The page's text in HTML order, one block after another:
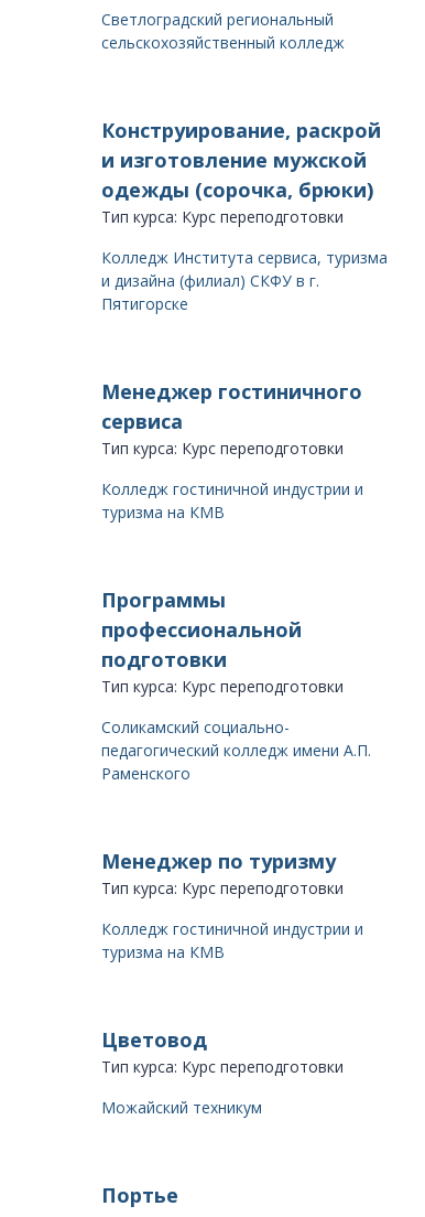
Светлоградский региональный
сельскохозяйственный колледж
Конструирование, раскрой
и изготовление мужской
одежды (сорочка, брюки)
Тип курса: Курс переподготовки
Колледж Института сервиса, туризма
и дизайна (филиал) СКФУ в г.
Пятигорске
Менеджер гостиничного
сервиса
Тип курса: Курс переподготовки
Колледж гостиничной индустрии и
туризма на КМВ
Программы
профессиональной
подготовки
Тип курса: Курс переподготовки
Соликамский социально-
педагогический колледж имени А.П.
Раменского
Менеджер по туризму
Тип курса: Курс переподготовки
Колледж гостиничной индустрии и
туризма на КМВ
Цветовод
Тип курса: Курс переподготовки
Можайский техникум
Портье